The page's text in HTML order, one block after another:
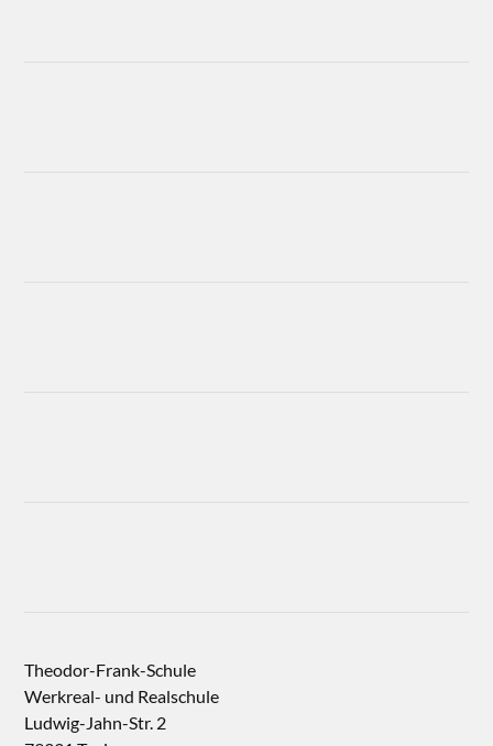
Theodor-Frank-Schule
Werkreal- und Realschule
Ludwig-Jahn-Str. 2